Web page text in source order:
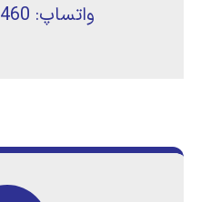
واتساپ: 09901102460